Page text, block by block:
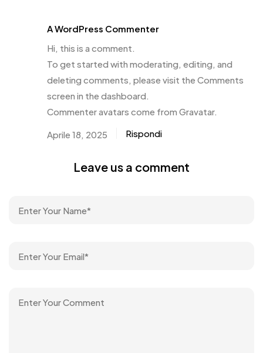
A WordPress Commenter
Hi, this is a comment.
To get started with moderating, editing, and
deleting comments, please visit the Comments
screen in the dashboard.
Commenter avatars come from Gravatar.
Aprile 18, 2025 Rispondi
Leave us a comment